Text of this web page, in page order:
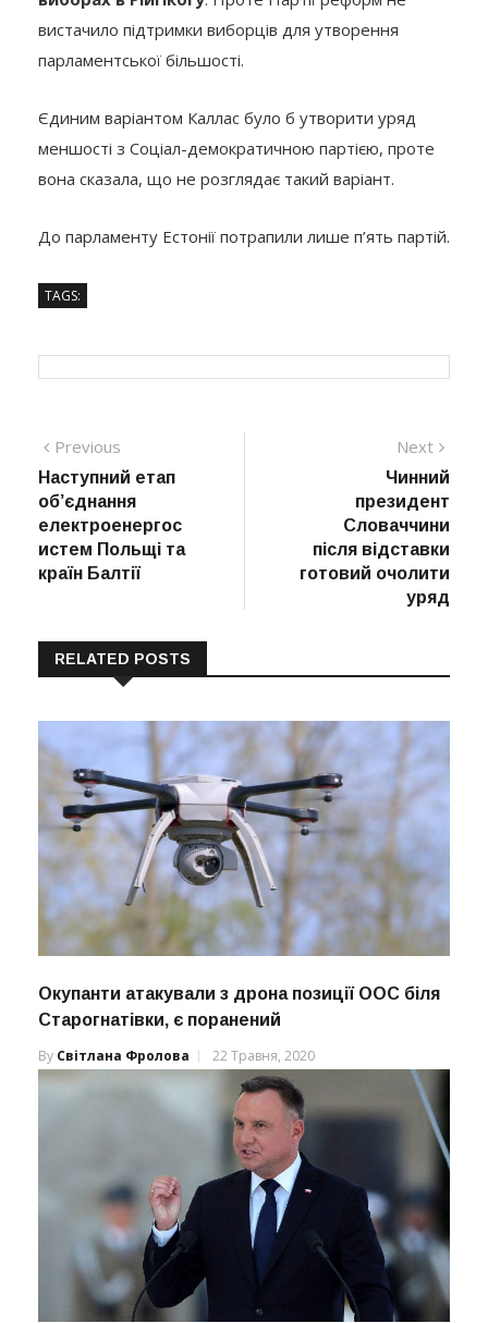
вистачило підтримки виборців для утворення
парламентської більшості.
Єдиним варіантом Каллас було б утворити уряд
меншості з Соціал-демократичною партією, проте
вона сказала, що не розглядає такий варіант.
До парламенту Естонії потрапили лише п’ять партій.
TAGS:
Навігація
записів
Previous
post:
Наступний етап
об’єднання
електроенергос
истем Польщі та
країн Балтії
Next
Чинний
президент
Словаччини
після відставки
готовий очолити
уряд
RELATED POSTS
Окупанти атакували з дрона позиції ООС біля
Старогнатівки, є поранений
By Світлана Фролова 22 Травня, 2020